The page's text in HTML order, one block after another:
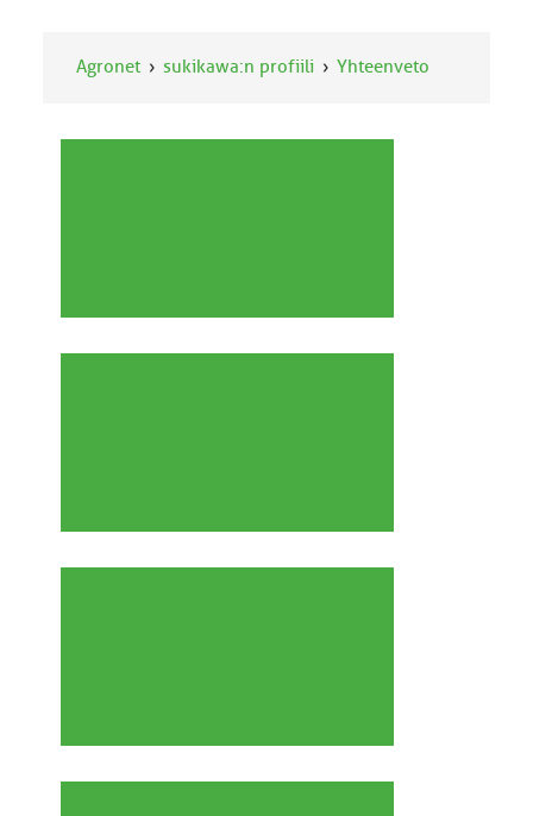
Agronet sukikawa:n profiili Yhteenveto